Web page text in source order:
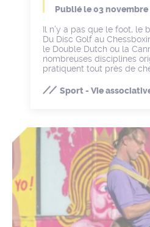
Publié le03 novembre
Il n’y a pas que le foot, le
Du Disc Golf au
le Double Dutch ou la
nombreuses disciplines
pratiquent tout près de
Sport - Vie